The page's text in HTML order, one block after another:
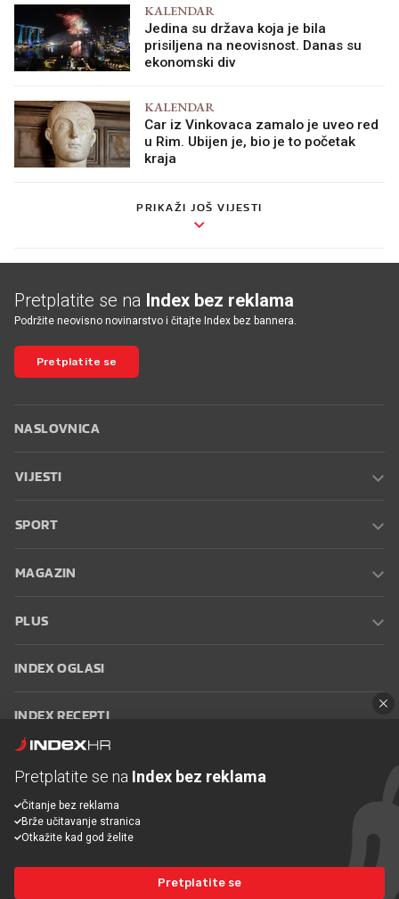
KALENDAR
Jedina su država koja je bila
prisiljena na neovisnost. Danas su
ekonomski div
KALENDAR
Car iz Vinkovaca zamalo je uveo red
u Rim. Ubijen je, bio je to početak
kraja
PRIKAŽI JOŠ VIJESTI
Pretplatite se na Index bez reklama
Podržite neovisno novinarstvo i čitajte Index bez bannera.
Pretplatite se
NASLOVNICA
VIJESTI
SPORT
MAGAZIN
PLUS
INDEX OGLASI
INDEX RECEPTI
Oglašavanje Zaposli se na Indexu
korištenja
Postavke kolačića
Pretplatite se na Index bez reklama
Čitanje bez reklama
Brže učitavanje stranica
Otkažite kad god želite
Pretplatite se